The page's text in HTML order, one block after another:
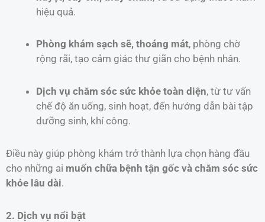
hiệu quả.
Phòng khám sạch sẽ, thoáng mát, phòng chờ
rộng rãi, tạo cảm giác thư giãn cho bệnh nhân.
Dịch vụ chăm sóc sức khỏe toàn diện, từ tư vấn
chế độ ăn uống, sinh hoạt, đến hướng dẫn bài tập
dưỡng sinh, khí công.
Điều này giúp phòng khám trở thành lựa chọn hàng đầu
cho những ai muốn chữa bệnh tận gốc và chăm sóc sức
khỏe lâu dài.
2. Dịch vụ nổi bật